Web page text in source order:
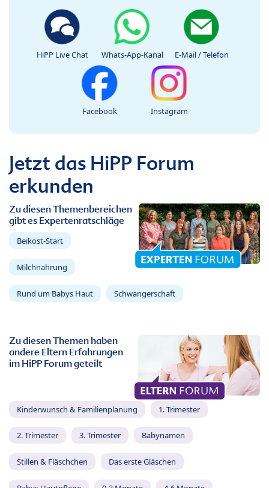
HiPP Live Chat Whats-App-Kanal E-Mail / Telefon
Facebook Instagram
Jetzt das HiPP Forum
erkunden
Zu diesen Themenbereichen
gibt es Expertenratschläge
Beikost-Start
Milchnahrung
Rund um Babys Haut Schwangerschaft
Zu diesen Themen haben
andere Eltern Erfahrungen
im HiPP Forum geteilt
Kinderwunsch & Familienplanung 1. Trimester
2. Trimester 3. Trimester Babynamen
Stillen & Fläschchen Das erste Gläschen